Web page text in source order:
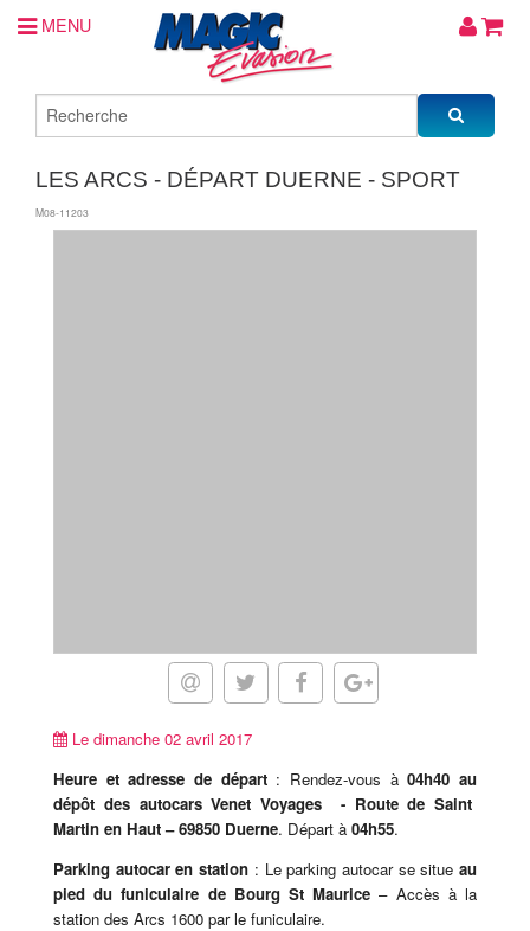
MENU
LES ARCS - DÉPART DUERNE - SPORT
M08-11203
Le dimanche 02 avril 2017
Heure et adresse de départ : Rendez-vous à04h40 au
dépôt des autocars Venet Voyages
- Route de Saint
Martin en Haut – 69850 Duerne. Départ à 04h55.
Parking autocar en station : Le parking autocar se situeau
pied du funiculaire de Bourg St Maurice – Accès à la
station des Arcs 1600 par le funiculaire.